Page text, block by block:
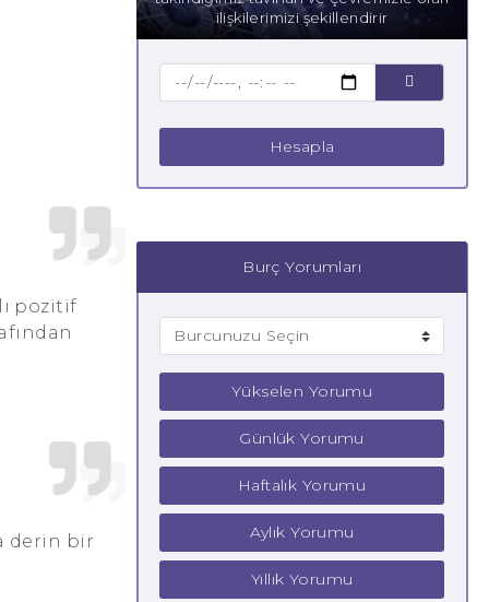
pozitif
derin bir
ilişkilerimizi şekillendirir
Hesapla
Burç Yorumları
Yükselen Yorumu
Günlük Yorumu
Haftalık Yorumu
Aylık Yorumu
Yıllık Yorumu